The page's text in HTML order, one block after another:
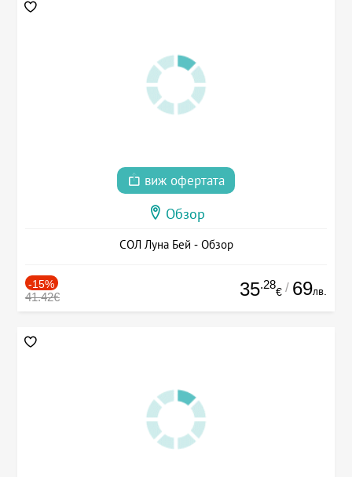
виж офертата
Обзор
СОЛ Луна Бей - Обзор
-15%
41.42€ 35.28
€ / 69лв.